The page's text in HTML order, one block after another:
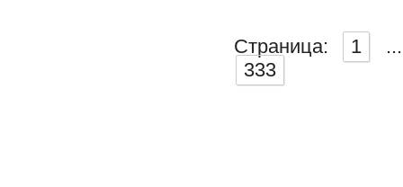
Страница: 1
...
333